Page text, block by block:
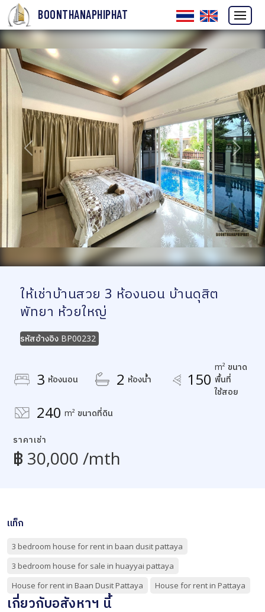
BOONTHANAPHIPHAT
ก่อนหน้า ถัดไป
ให้เช่าบ้านสวย 3 ห้องนอน บ้านดุสิต
พัทยา ห้วยใหญ่
รหัสอ้างอิง BP00232
3 ห้องนอน 2 ห้องน้ำ 150
m² ขนาด
พื้นที่
ใช้สอย
240 m² ขนาดที่ดิน
ราคาเช่า
฿ 30,000 /mth
แท็ก
3 bedroom house for rent in baan dusit pattaya
3 bedroom house for sale in huayyai pattaya
House for rent in Baan Dusit Pattaya
House for rent in Pattaya
เกี่ยวกับอสังหาฯ นี้